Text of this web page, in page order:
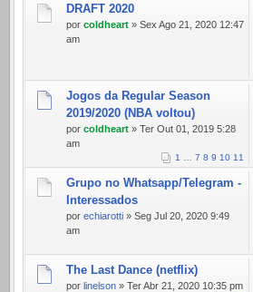
DRAFT 2020
por coldheart » Sex Ago 21, 2020 12:47
am
Jogos da Regular Season
2019/2020 (NBA voltou)
por coldheart » Ter Out 01, 2019 5:28
am
1 7 8 9 10 11
Grupo no Whatsapp/Telegram -
Interessados
por echiarotti » Seg Jul 20, 2020 9:49
am
The Last Dance (netflix)
por linelson » Ter Abr 21, 2020 10:35 pm